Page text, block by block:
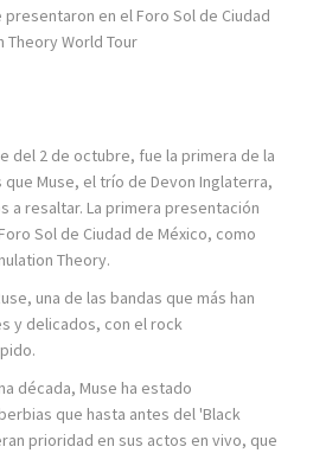
en el Foro Sol de Ciudad
Theory World Tour
del 2 de octubre, fue la primera de la
que Muse, el trío de Devon Inglaterra,
a resaltar. La primera presentación
Sol de Ciudad de México, como
Theory.
una de las bandas que más han
y delicados, con el rock
década, Muse ha estado
que hasta antes del 'Black
prioridad en sus actos en vivo, que